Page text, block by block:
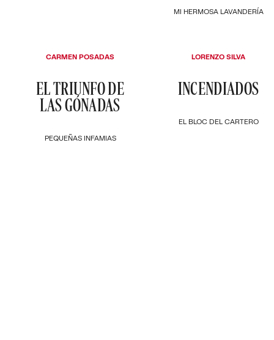
MI HERMOSA LAVANDERÍA
PEQUEÑAS INFAMIAS
EL TRIUNFO DE
LAS GÓNADAS
CARMEN POSADAS
EL BLOC DEL CARTERO
INCENDIADOS
LORENZO SILVA